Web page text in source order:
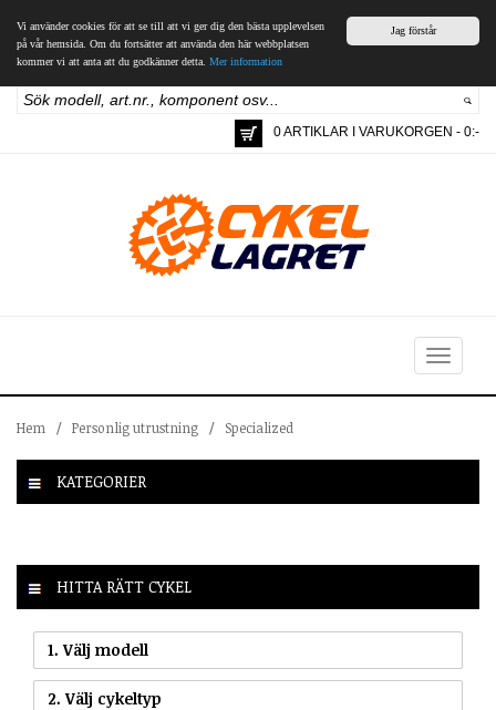
Jag förstår
Vi använder cookies för att se till att vi ger dig den bästa upplevelsen
på vår hemsida. Om du fortsätter att använda den här webbplatsen
kommer vi att anta att du godkänner detta. Mer information
0 ARTIKLAR I VARUKORGEN - 0:-
Toggle
navigation
Hem / Personlig utrustning / Specialized
KATEGORIER
HITTA RÄTT CYKEL
1. Välj modell
2. Välj cykeltyp